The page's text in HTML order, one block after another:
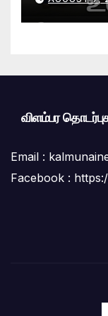
விளம்பர
Email :
Facebook :